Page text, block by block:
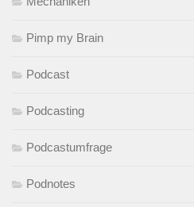
Pimp my Brain
Podcast
Podcasting
Podcastumfrage
Podnotes